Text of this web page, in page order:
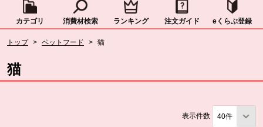
カテゴリ 消費材検索 ランキング 注文ガイド eくらぶ登録
トップ > ペットフード > 猫
猫
表示件数